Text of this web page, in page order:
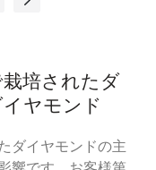
培されたダ
ヤモンド
ダイヤモンドの主